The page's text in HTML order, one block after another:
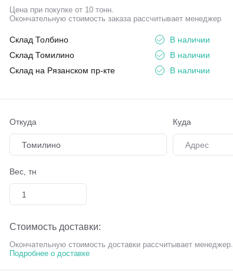
Цена при покупке от 10 тонн.
Окончательную стоимость заказа рассчитывает менеджер
Склад Толбино
В наличии
Склад Томилино
В наличии
Склад на Рязанском пр-кте
В наличии
Откуда
Томилино
Куда
Вес, тн
Стоимость доставки:
Окончательную стоимость доставки рассчитывает менеджер.
Подробнее о доставке